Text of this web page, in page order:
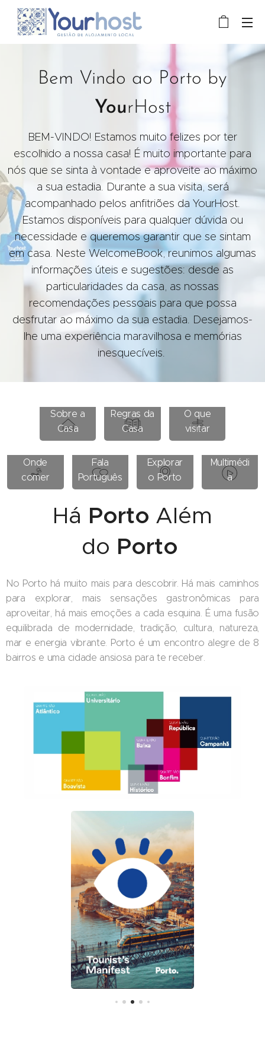
Bem Vindo ao Porto by
YourHost
BEM-VINDO! Estamos muito felizes por ter
escolhido a nossa casa! É muito importante para
nós que se sinta à vontade e aproveite ao máximo
a sua estadia. Durante a sua visita, será
acompanhado pelos anfitriões da YourHost.
Estamos disponíveis para qualquer dúvida ou
necessidade e queremos garantir que se sintam
em casa. Neste WelcomeBook, reunimos algumas
informações úteis e sugestões: desde as
particularidades da casa, as nossas
recomendações pessoais para que possa
desfrutar ao máximo da sua estadia. Desejamos-
lhe uma experiência maravilhosa e memórias
inesquecíveis.
Sobre a
Casa
Regras da
Casa
O que
visitar
Onde
comer
Fala
Português
Explorar
o Porto
Multimédi
a
Há Porto Além
do Porto
No Porto há muito mais para descobrir. Há mais caminhos
para explorar, mais sensações gastronômicas para
aproveitar, há mais emoções a cada esquina. É uma fusão
equilibrada de modernidade, tradição, cultura, natureza,
mar e energia vibrante. Porto é um encontro alegre de 8
bairros e uma cidade ansiosa para te receber.